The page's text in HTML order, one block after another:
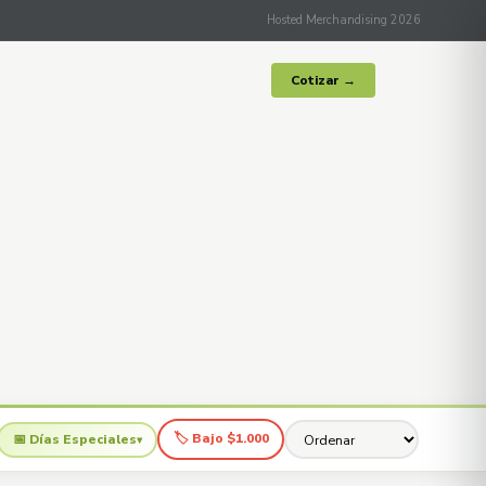
Hosted Merchandising 2026
Cotizar →
📅 Días Especiales▾ 🏷 Bajo $1.000